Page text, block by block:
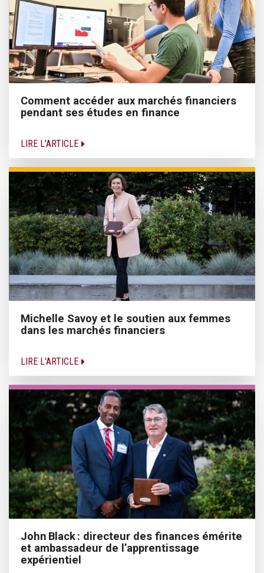
Comment accéder aux marchés financiers
pendant ses études en finance
LIRE L'ARTICLE
Michelle Savoy et le soutien aux femmes
dans les marchés financiers
LIRE L'ARTICLE
John Black : directeur des finances émérite
et ambassadeur de l’apprentissage
expérientiel